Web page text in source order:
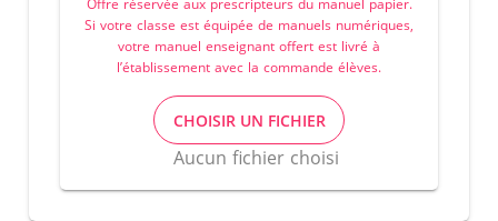
Offre réservée aux prescripteurs du manuel papier.
Si votre classe est équipée de manuels numériques,
votre manuel enseignant offert est livré à
l’établissement avec la commande élèves.
CHOISIR UN FICHIER
Aucun fichier choisi